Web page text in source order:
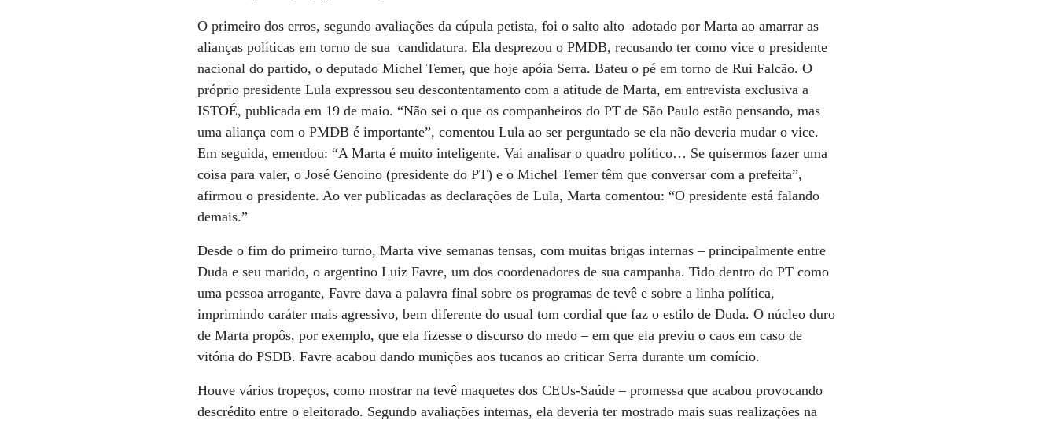
O primeiro dos erros, segundo avaliações da cúpula petista, foi o salto alto adotado por Marta ao amarrar as
alianças políticas em torno de sua candidatura. Ela desprezou o PMDB, recusando ter como vice o presidente
nacional do partido, o deputado Michel Temer, que hoje apóia Serra. Bateu o pé em torno de Rui Falcão. O
próprio presidente Lula expressou seu descontentamento com a atitude de Marta, em entrevista exclusiva a
ISTOÉ, publicada em 19 de maio. “Não sei o que os companheiros do PT de São Paulo estão pensando, mas
uma aliança com o PMDB é importante”, comentou Lula ao ser perguntado se ela não deveria mudar o vice.
Em seguida, emendou: “A Marta é muito inteligente. Vai analisar o quadro político… Se quisermos fazer uma
coisa para valer, o José Genoino (presidente do PT) e o Michel Temer têm que conversar com a prefeita”,
afirmou o presidente. Ao ver publicadas as declarações de Lula, Marta comentou: “O presidente está falando
demais.”
Desde o fim do primeiro turno, Marta vive semanas tensas, com muitas brigas internas – principalmente entre
Duda e seu marido, o argentino Luiz Favre, um dos coordenadores de sua campanha. Tido dentro do PT como
uma pessoa arrogante, Favre dava a palavra final sobre os programas de tevê e sobre a linha política,
imprimindo caráter mais agressivo, bem diferente do usual tom cordial que faz o estilo de Duda. O núcleo duro
de Marta propôs, por exemplo, que ela fizesse o discurso do medo – em que ela previu o caos em caso de
vitória do PSDB. Favre acabou dando munições aos tucanos ao criticar Serra durante um comício.
Houve vários tropeços, como mostrar na tevê maquetes dos CEUs-Saúde – promessa que acabou provocando
descrédito entre o eleitorado. Segundo avaliações internas, ela deveria ter mostrado mais suas realizações na